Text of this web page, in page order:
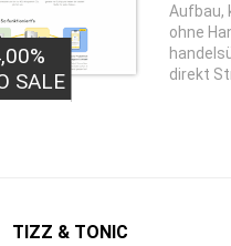
SALE
Aufbau,
ohne
direkt
TIZZ & TONIC